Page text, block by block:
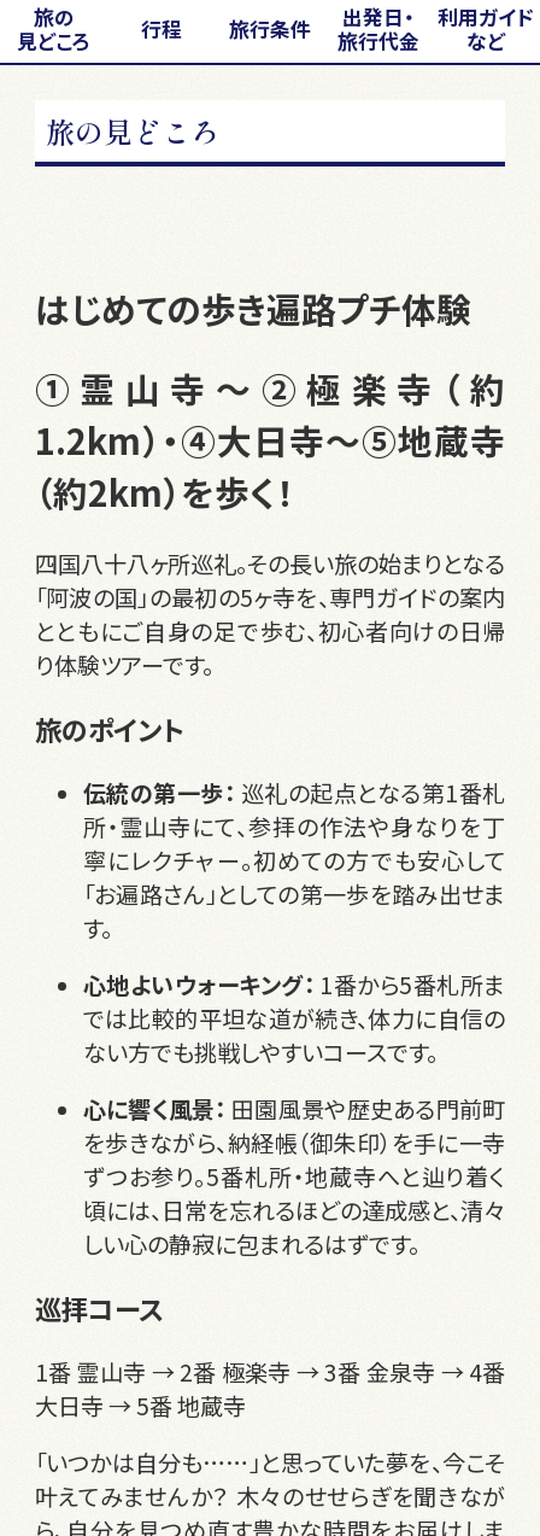
旅の
見どころ
行程 旅行条件
出発日・
旅行代金
利用ガイド
など
旅の見どころ
はじめての歩き遍路プチ体験
①霊山寺～②極楽寺（約
1.2km）・④大日寺～⑤地蔵寺
（約2km）を歩く！
四国八十八ヶ所巡礼。その長い旅の始まりとなる
「阿波の国」の最初の5ヶ寺を、専門ガイドの案内
とともにご自身の足で歩む、初心者向けの日帰
り体験ツアーです。
旅のポイント
伝統の第一歩： 巡礼の起点となる第1番札
所・霊山寺にて、参拝の作法や身なりを丁
寧にレクチャー。初めての方でも安心して
「お遍路さん」としての第一歩を踏み出せま
す。
心地よいウォーキング： 1番から5番札所ま
では比較的平坦な道が続き、体力に自信の
ない方でも挑戦しやすいコースです。
心に響く風景： 田園風景や歴史ある門前町
を歩きながら、納経帳（御朱印）を手に一寺
ずつお参り。5番札所・地蔵寺へと辿り着く
頃には、日常を忘れるほどの達成感と、清々
しい心の静寂に包まれるはずです。
巡拝コース
1番 霊山寺 → 2番 極楽寺 → 3番 金泉寺 → 4番
大日寺 → 5番 地蔵寺
「いつかは自分も……」と思っていた夢を、今こそ
叶えてみませんか？ 木々のせせらぎを聞きなが